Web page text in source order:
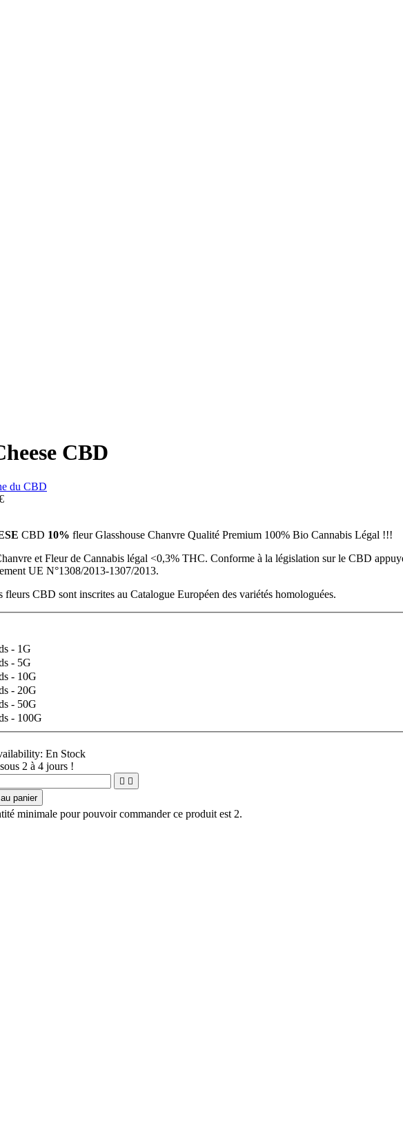
CBD
du CBD
CBD 10% fleur Glasshouse Chanvre Qualité Premium 100% Bio Cannabis Légal !!!
et Fleur de Cannabis légal <0,3% THC. Conforme à la législation sur le CBD
UE N°1308/2013-1307/2013.
fleurs CBD sont inscrites au Catalogue Européen des variétés homologuées.
- 1G
- 5G
- 10G
- 20G
- 50G
- 100G
En Stock
2 à 4 jours !
 
panier
minimale pour pouvoir commander ce produit est 2.